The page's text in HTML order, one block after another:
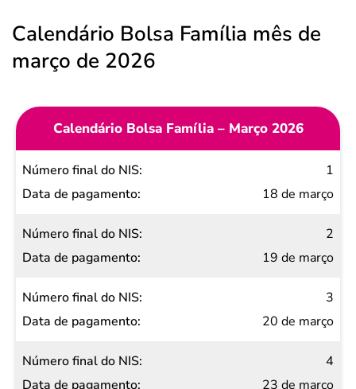
Calendário Bolsa Família mês de
março de 2026
Calendário Bolsa Família – Março 2026
Número
final do
Data de
pagamento
1
18 de março
2
19 de março
3
20 de março
4
23 de março